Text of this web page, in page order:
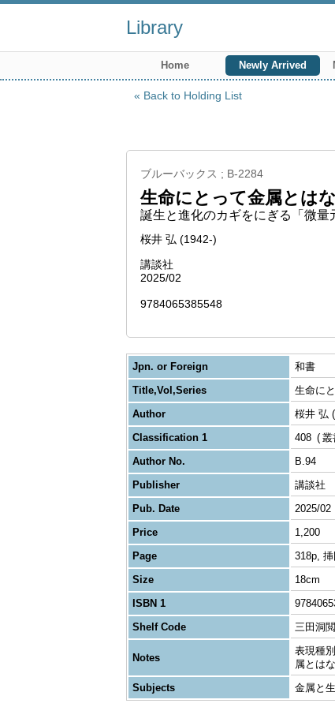
Library
Home Newly Arrived
Back to Holding List
ブルーバックス ; B-2284
生命にとって金属とは
誕生と進化のカギをにぎる「微量
桜井 弘 (1942-)
講談社
2025/02
9784065385548
Jpn. or Foreign
和書
Title,Vol,Series
生命に
Author
桜井 弘
Classification 1
408
叢
Author No.
B.94
Publisher
講談社
Pub. Date
2025/02
Price
1,200
Page
318p,
Size
18cm
ISBN 1
Shelf Code
三田洞
Notes
表現種
属とは
Subjects
金属と